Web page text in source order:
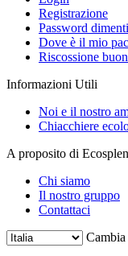
Registrazione
Password
Dove è il mio
Riscossione
Informazioni Utili
Noi e il nostro
Chiacchiere
A proposito di
Chi siamo
Il nostro gruppo
Contattaci
Cambia